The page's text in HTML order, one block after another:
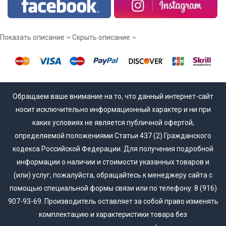
Мы работаем напрямую от производителя, а потому вы
недорого!
Показать описание Скрыть описание
Обращаем ваше внимание на то, что данный интернет-сайт
носит исключительно информационный характер и ни при
каких условиях не является публичной офертой,
определяемой положениями Статьи 437 (2) Гражданского
кодекса Российской Федерации. Для получения подробной
информации о наличии и стоимости указанных товаров и
(или) услуг, пожалуйста, обращайтесь к менеджеру сайта с
помощью специальной формы связи или по телефону: 8 (916)
907-93-69. Производитель оставляет за собой право изменять
комплектацию и характеристики товара без